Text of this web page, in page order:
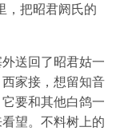
，把昭君阏氏的
送回了昭君姑一
家接，想留知音
要和其他白鸽一
望。不料树上的